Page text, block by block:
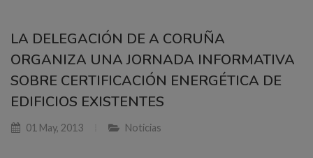
LA DELEGACIÓN DE A CORUÑA
ORGANIZA UNA JORNADA INFORMATIVA
SOBRE CERTIFICACIÓN ENERGÉTICA DE
EDIFICIOS EXISTENTES
01 May, 2013 Noticias